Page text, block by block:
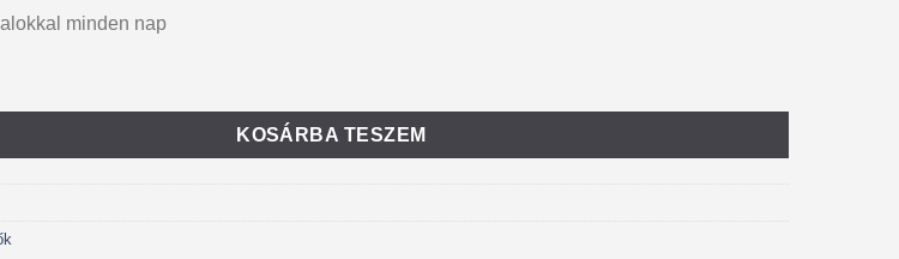
minden nap
fazettált hegyikristályból mennyiség
KOSÁRBA TESZEM